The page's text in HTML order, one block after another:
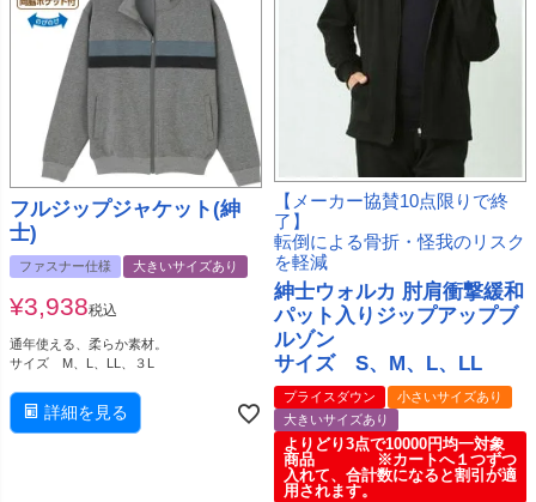
フルジップジャケット(紳
士)
ファスナー仕様 大きいサイズあり
¥3,938税込
通年使える、柔らか素材。
サイズ M、L、LL、３L
詳細を見る
【メーカー協賛10点限りで終
了】
転倒による骨折・怪我のリスク
を軽減
紳士ウォルカ 肘肩衝撃緩和
パット入りジップアップブ
ルゾン
サイズ S、M、L、LL
プライスダウン
小さいサイズあり
大きいサイズあり
よりどり3点で10000円均一対象
商品 ※カートへ１つずつ
入れて、合計数になると割引が適
用されます。